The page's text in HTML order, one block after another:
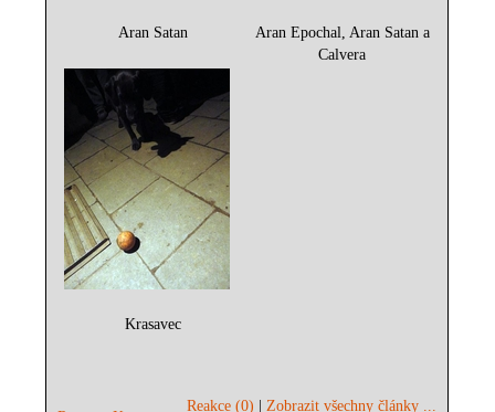
Aran Satan
Aran Epochal, Aran Satan a
Calvera
Krasavec
Reakce (0) |Zobrazit všechny články ...